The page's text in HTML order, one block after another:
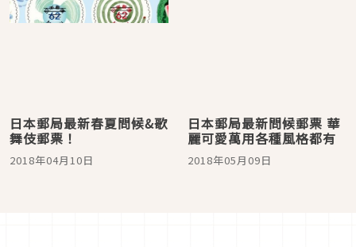
日本郵局最新春夏問候&歌
舞伎郵票！
2018年04月10日
日本郵局最新問候郵票 華
麗可愛萬用各種風格都有
2018年05月09日